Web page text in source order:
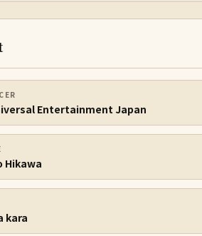
Entertainment Japan
Hikawa
kara